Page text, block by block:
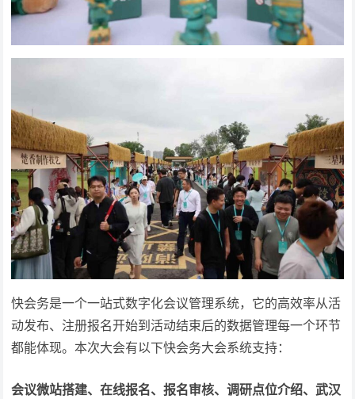
快会务是一个一站式数字化会议管理系统，它的高效率从活
动发布、注册报名开始到活动结束后的数据管理每一个环节
都能体现。本次大会有以下快会务大会系统支持：
会议微站搭建、在线报名、报名审核、调研点位介绍、武汉